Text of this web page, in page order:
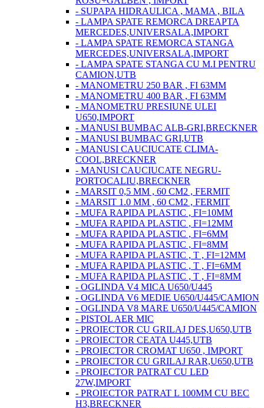
- SUPAPA HIDRAULICA , MAMA , BILA
- LAMPA SPATE REMORCA DREAPTA
MERCEDES,UNIVERSALA,IMPORT
- LAMPA SPATE REMORCA STANGA
MERCEDES,UNIVERSALA,IMPORT
- LAMPA SPATE STANGA CU M.I PENTRU
CAMION,UTB
- MANOMETRU 250 BAR , FI 63MM
- MANOMETRU 400 BAR , FI 63MM
- MANOMETRU PRESIUNE ULEI
U650,IMPORT
- MANUSI BUMBAC ALB-GRI,BRECKNER
- MANUSI BUMBAC GRI,UTB
- MANUSI CAUCIUCATE CLIMA-
COOL,BRECKNER
- MANUSI CAUCIUCATE NEGRU-
PORTOCALIU,BRECKNER
- MARSIT 0,5 MM , 60 CM2 , FERMIT
- MARSIT 1.0 MM , 60 CM2 , FERMIT
- MUFA RAPIDA PLASTIC , FI=10MM
- MUFA RAPIDA PLASTIC , FI=12MM
- MUFA RAPIDA PLASTIC , FI=6MM
- MUFA RAPIDA PLASTIC , FI=8MM
- MUFA RAPIDA PLASTIC , T , FI=12MM
- MUFA RAPIDA PLASTIC , T , FI=6MM
- MUFA RAPIDA PLASTIC , T , FI=8MM
- OGLINDA V4 MICA U650/U445
- OGLINDA V6 MEDIE U650/U445/CAMION
- OGLINDA V8 MARE U650/U445/CAMION
- PISTOL AER MIC
- PROIECTOR CU GRILAJ DES,U650,UTB
- PROIECTOR CEATA U445,UTB
- PROIECTOR CROMAT U650 , IMPORT
- PROIECTOR CU GRILAJ RAR,U650,UTB
- PROIECTOR PATRAT CU LED
27W,IMPORT
- PROIECTOR PATRAT L 100MM CU BEC
H3,BRECKNER